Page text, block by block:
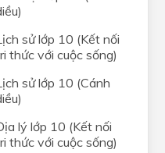
sử lớp 10 (Kết nối
thức với cuộc sống)
sử lớp 10 (Cánh
lý lớp 10 (Kết nối
thức với cuộc sống)